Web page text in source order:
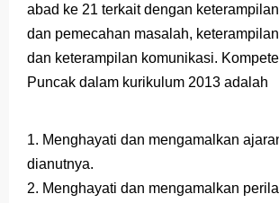
Menjadi Pengajar Jaman
abad ke 21 terkait dengan
dan pemecahan masalah,
dan keterampilan komunikasi.
Puncak dalam kurikulum 2013 adalah
1. Menghayati dan mengamalkan
dianutnya.
2. Menghayati dan mengamalkan